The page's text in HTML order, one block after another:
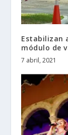
Estabilizan
módulo de
7 abril, 2021